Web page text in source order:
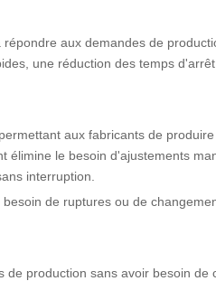
aux demandes de
une réduction des temps
aux fabricants de
élimine le besoin d'ajustements
interruption.
de ruptures ou de
production sans avoir besoin de